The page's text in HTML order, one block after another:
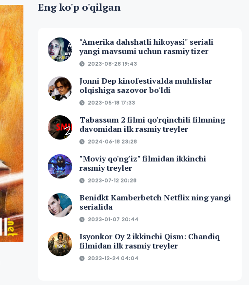
Eng ko'p o'qilgan
"Amerika dahshatli hikoyasi" seriali
yangi mavsumi uchun rasmiy tizer
2023-08-28 19:43
Jonni Dep kinofestivalda muhlislar
olqishiga sazovor bo'ldi
2023-05-18 17:33
Tabassum 2 filmi qo'rqinchili filmning
davomidan ilk rasmiy treyler
2024-06-18 23:28
"Moviy qo'ng'iz" filmidan ikkinchi
rasmiy treyler
2023-07-12 20:28
Benidkt Kamberbetch Netflix ning yangi
serialida
2023-01-07 20:44
Isyonkor Oy 2 ikkinchi Qism: Chandiq
filmidan ilk rasmiy treyler
2023-12-24 04:04